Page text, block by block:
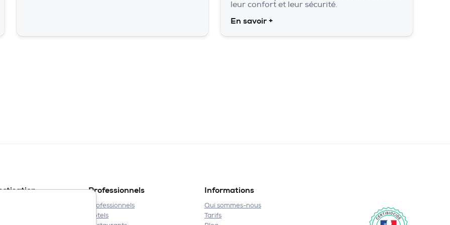
leur confort et leur sécurité.
En savoir +
Professionnels
Professionnels
Hôtels
Informations
Qui sommes-nous
Tarifs